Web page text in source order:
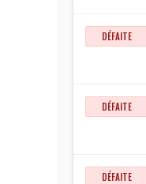
DÉFAITE
DÉFAITE
DÉFAITE